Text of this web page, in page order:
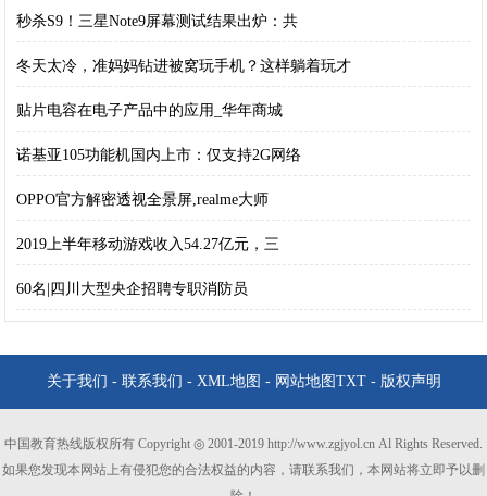
秒杀S9！三星Note9屏幕测试结果出炉：共
冬天太冷，准妈妈钻进被窝玩手机？这样躺着玩才
贴片电容在电子产品中的应用_华年商城
诺基亚105功能机国内上市：仅支持2G网络
OPPO官方解密透视全景屏,realme大师
2019上半年移动游戏收入54.27亿元，三
60名|四川大型央企招聘专职消防员
关于我们 - 联系我们 - XML地图 - 网站地图 TXT- 版权声明
中国教育热线版权所有 Copyright ◎ 2001-2019 http://www.zgjyol.cn Al Rights Reserved.
如果您发现本网站上有侵犯您的合法权益的内容，请联系我们，本网站将立即予以删